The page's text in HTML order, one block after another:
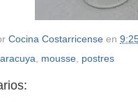
Cocina Costarricense en
mousse postres